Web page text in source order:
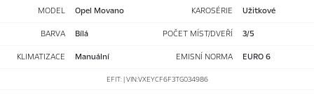
MODEL Opel Movano KAROSÉRIE užitkové
BARVA Bílá POČET MÍST/DVEŘÍ 3/5
KLIMATIZACE manuální EMISNÍ NORMA EURO 6
EFIT: | VIN:VXEYCF6F3TG034986